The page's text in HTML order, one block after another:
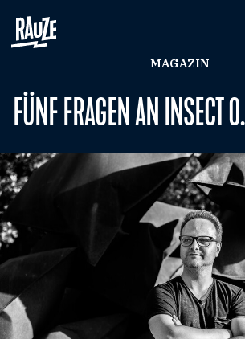
MAGAZIN
FÜNF FRAGEN AN INSECT O.